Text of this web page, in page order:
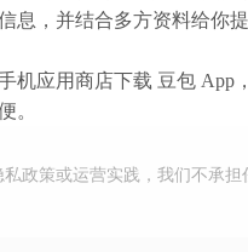
，并结合多方资料给你
机应用商店下载 豆包
。
政策或运营实践，我们不承